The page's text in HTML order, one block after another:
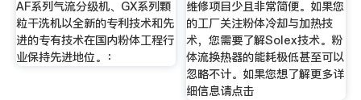
AF系列气流分级机、GX系列颗
粒干洗机以全新的专利技术和先
进的专有技术在国内粉体工程行
业保持先进地位。：
维修项目少且非常简便。如果您
的工厂关注粉体冷却与加热技
术，您需要了解Solex技术。粉
体流换热器的能耗极低甚至可以
忽略不计。如果您想了解更多详
细信息请点击